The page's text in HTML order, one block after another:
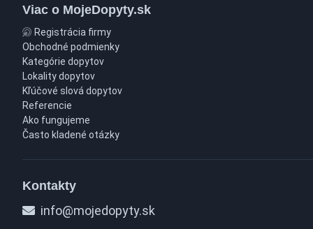
Viac o MojeDopyty.sk
Registrácia firmy
Obchodné podmienky
Kategórie dopytov
Lokality dopytov
Kľúčové slová dopytov
Referencie
Ako fungujeme
Často kladené otázky
Kontakty
info@mojedopyty.sk